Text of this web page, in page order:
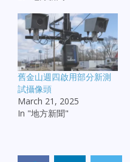
舊金山週四啟用部分新測
試攝像頭
March 21, 2025
In "地方新聞"